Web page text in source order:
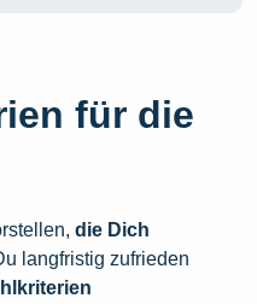
für die
die Dich
langfristig zufrieden